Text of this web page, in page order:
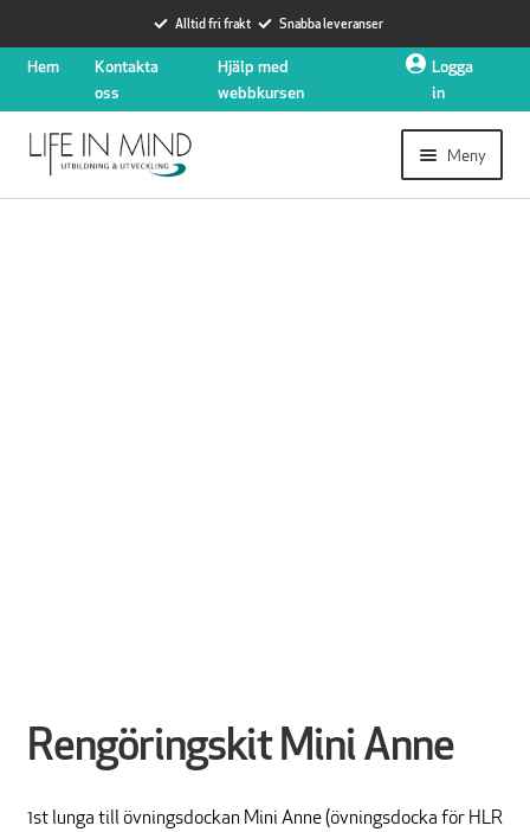
Alltid fri frakt Snabba leveranser
Hoppa
Hoppa
Hem
Kontakta
oss
Hjälp med
webbkursen
Logga
in
Meny
Rengöringskit Mini Anne
1st lunga till övningsdockan Mini Anne (övningsdocka för HLR